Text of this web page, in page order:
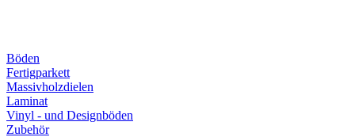
Böden
Fertigparkett
Massivholzdielen
Laminat
Vinyl - und Designböden
Zubehör